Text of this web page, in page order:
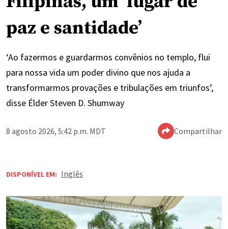
paz e santidade’
‘Ao fazermos e guardarmos convênios no templo, flui
para nossa vida um poder divino que nos ajuda a
transformarmos provações e tribulações em triunfos’,
disse Élder Steven D. Shumway
8 agosto 2026, 5:42 p.m. MDT Compartilhar
DISPONÍVEL EM: Inglês